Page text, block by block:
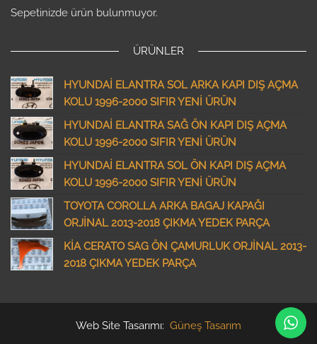
Sepetinizde ürün bulunmuyor.
ÜRÜNLER
HYUNDAİ ELANTRA SOL ARKA KAPI DIŞ AÇMA
KOLU 1996-2000 SIFIR YENİ ÜRÜN
HYUNDAİ ELANTRA SAĞ ÖN KAPI DIŞ AÇMA
KOLU 1996-2000 SIFIR YENİ ÜRÜN
HYUNDAİ ELANTRA SOL ÖN KAPI DIŞ AÇMA
KOLU 1996-2000 SIFIR YENİ ÜRÜN
TOYOTA COROLLA ARKA BAGAJ KAPAĞI
ORJİNAL 2013-2018 ÇIKMA YEDEK PARÇA
KİA CERATO SAG ÖN ÇAMURLUK ORJİNAL 2013-
2018 ÇIKMA YEDEK PARÇA
Web Site Tasarımı: Güneş Tasarım